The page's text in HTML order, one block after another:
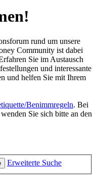
rund um unsere
Community ist dabei
Sie im Austausch
und interessante
und helfen Sie mit Ihrem
Benimmregeln. Bei
Sie sich bitte an den
Erweiterte Suche